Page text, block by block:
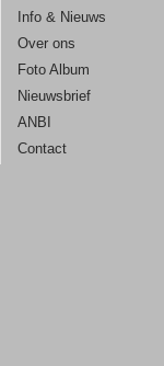
Info & Nieuws
Over ons
Foto Album
Nieuwsbrief
ANBI
Contact